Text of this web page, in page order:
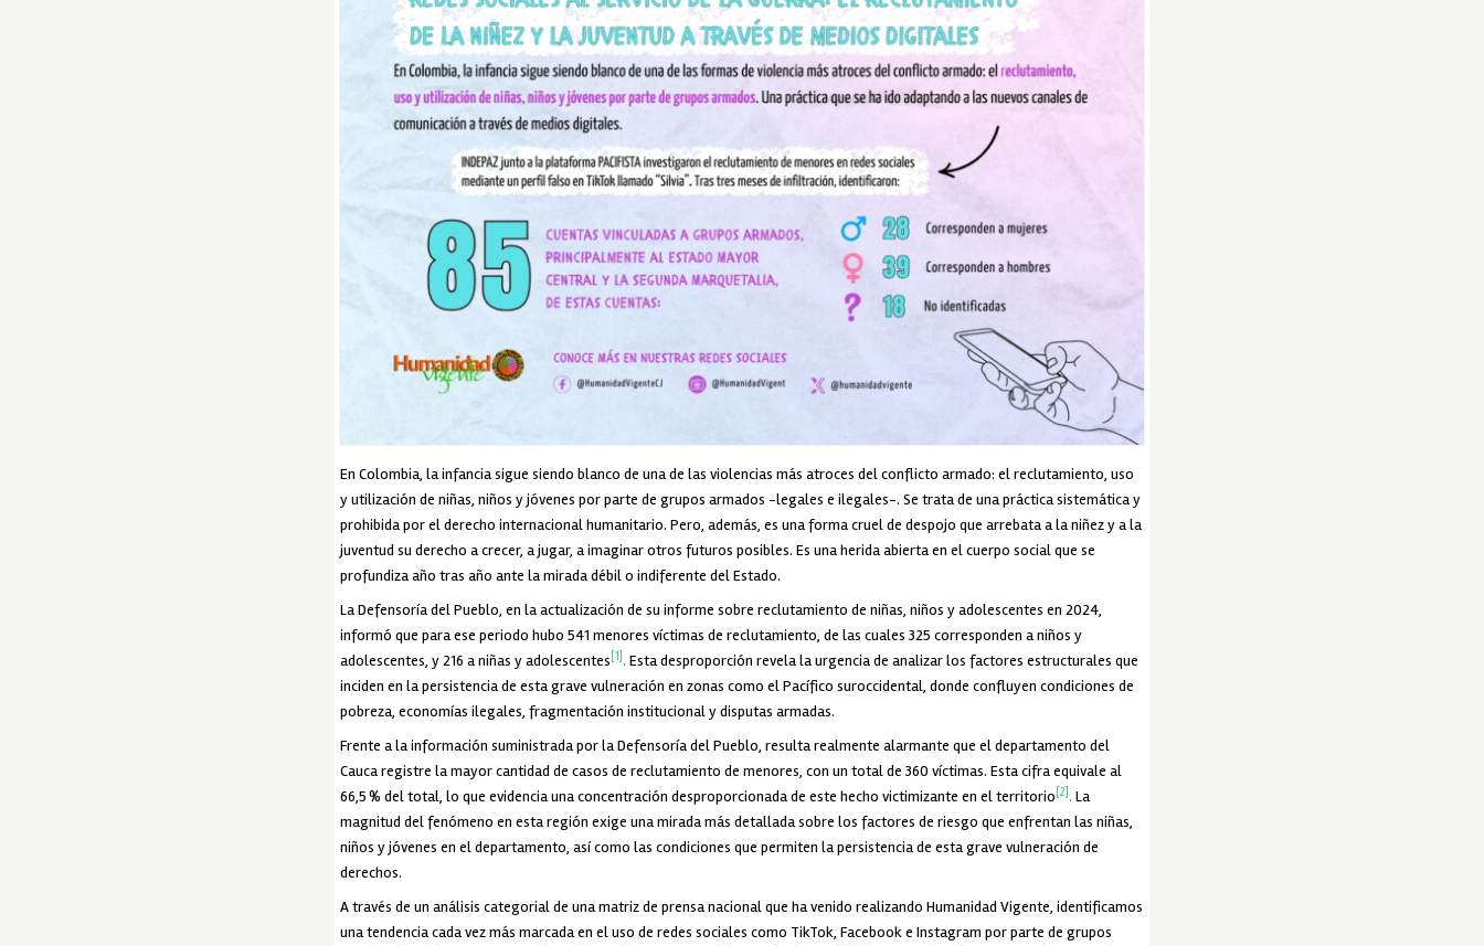
En Colombia, la infancia sigue siendo blanco de una de las violencias más atroces del conflicto armado: el reclutamiento, uso
y utilización de niñas, niños y jóvenes por parte de grupos armados -legales e ilegales-. Se trata de una práctica sistemática y
prohibida por el derecho internacional humanitario. Pero, además, es una forma cruel de despojo que arrebata a la niñez y a la
juventud su derecho a crecer, a jugar, a imaginar otros futuros posibles. Es una herida abierta en el cuerpo social que se
profundiza año tras año ante la mirada débil o indiferente del Estado.
La Defensoría del Pueblo, en la actualización de su informe sobre reclutamiento de niñas, niños y adolescentes en 2024,
informó que para ese periodo hubo 541 menores víctimas de reclutamiento, de las cuales 325 corresponden a niños y
adolescentes, y 216 a niñas y adolescentes [1] . Esta desproporción revela la urgencia de analizar los factores estructurales que
inciden en la persistencia de esta grave vulneración en zonas como el Pacífico suroccidental, donde confluyen condiciones de
pobreza, economías ilegales, fragmentación institucional y disputas armadas.
Frente a la información suministrada por la Defensoría del Pueblo, resulta realmente alarmante que el departamento del
Cauca registre la mayor cantidad de casos de reclutamiento de menores, con un total de 360 víctimas. Esta cifra equivale al
66,5 % del total, lo que evidencia una concentración desproporcionada de este hecho victimizante en el territorio [2] . La
magnitud del fenómeno en esta región exige una mirada más detallada sobre los factores de riesgo que enfrentan las niñas,
niños y jóvenes en el departamento, así como las condiciones que permiten la persistencia de esta grave vulneración de
derechos.
A través de un análisis categorial de una matriz de prensa nacional que ha venido realizando Humanidad Vigente, identificamos
una tendencia cada vez más marcada en el uso de redes sociales como TikTok, Facebook e Instagram por parte de grupos